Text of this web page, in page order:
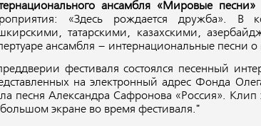
ансамбля «Мировые песни»
«Здесь рождается дружба». В
татарскими, казахскими,
ансамбля – интернациональные песни
фестиваля состоялся песенный
на электронный адрес Фонда
песня Александра Сафронова «Россия».
экране во время фестиваля."